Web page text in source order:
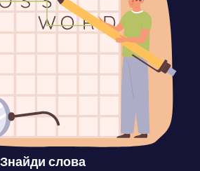
Знайди слова